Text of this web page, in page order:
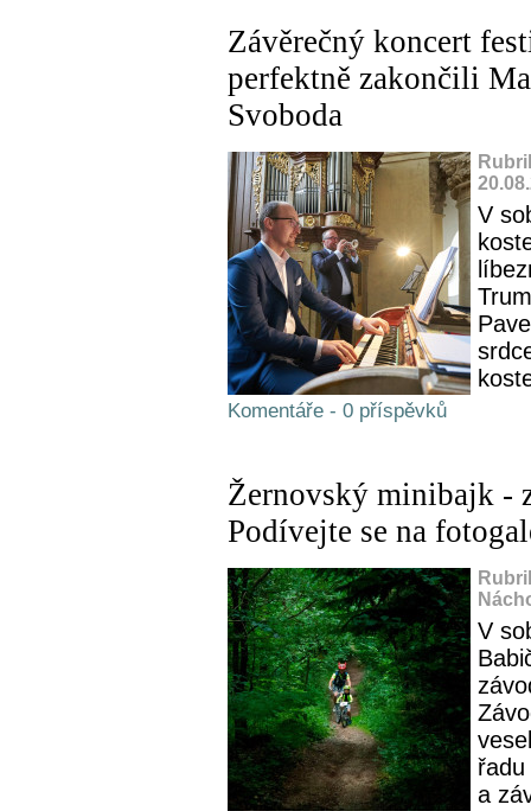
Závěrečný koncert
perfektně zakončili
Svoboda
V
Komentáře - 0 příspěvků
Žernovský minibajk -
Podívejte se na
V
řadu
a